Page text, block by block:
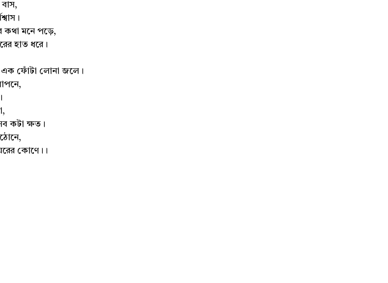
কথা মনে পড়ে,
হাত ধরে।
এক ফোঁটা লোনা জলে।
কটা ক্ষত।
কোণে।।